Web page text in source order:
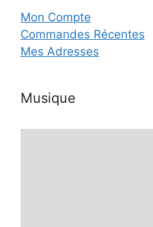
Mon Compte
Commandes Récentes
Mes Adresses
Musique